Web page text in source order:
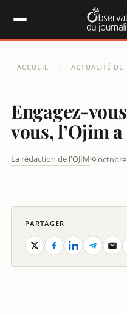
ACCUEIL / ACTUALITÉ DE
Engagez-
vous, l’Ojim
La rédaction de l'OJIM 9
PARTAGER
Panneau de gestion des